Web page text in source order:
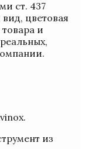
ст. 437
цветовая
и
из